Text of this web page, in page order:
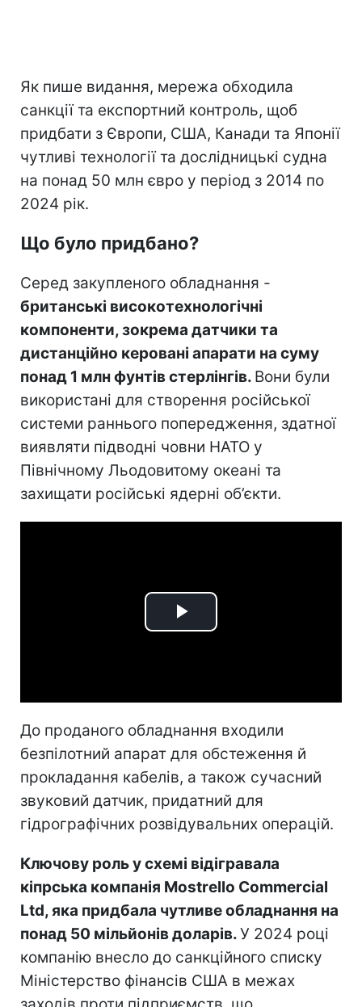
Як пише видання, мережа обходила
санкції та експортний контроль, щоб
придбати з Європи, США, Канади та Японії
чутливі технології та дослідницькі судна
на понад 50 млн євро у період з 2014 по
2024 рік.
Що було придбано?
Серед закупленого обладнання -
британські високотехнологічні
компоненти, зокрема датчики та
дистанційно керовані апарати на суму
понад 1 млн фунтів стерлінгів. Вони були
використані для створення російської
системи раннього попередження, здатної
виявляти підводні човни НАТО у
Північному Льодовитому океані та
захищати російські ядерні об’єкти.
Play
До проданого обладнання входили
безпілотний апарат для обстеження й
прокладання кабелів, а також сучасний
звуковий датчик, придатний для
гідрографічних розвідувальних операцій.
Ключову роль у схемі відігравала
кіпрська компанія Mostrello Commercial
Ltd, яка придбала чутливе обладнання на
понад 50 мільйонів доларів.У 2024 році
компанію внесло до санкційного списку
Міністерство фінансів США в межах